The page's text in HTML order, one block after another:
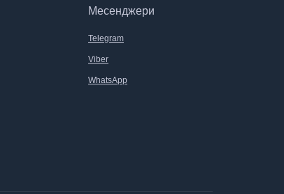
Месенджери
Telegram
Viber
WhatsApp